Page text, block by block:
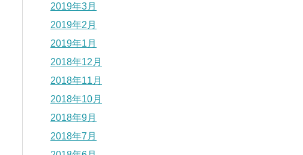
2019年3月
2019年2月
2019年1月
2018年12月
2018年11月
2018年10月
2018年9月
2018年7月